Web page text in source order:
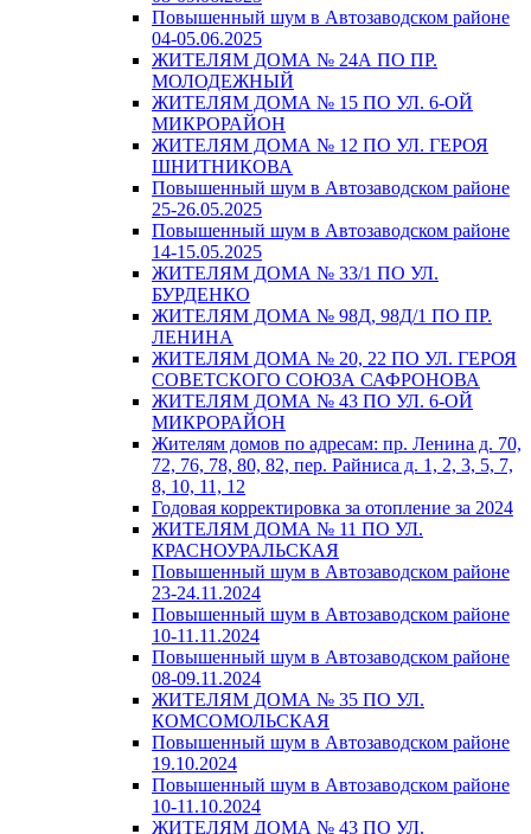
Повышенный шум в Автозаводском районе
04-05.06.2025
ЖИТЕЛЯМ ДОМА № 24А ПО ПР.
МОЛОДЕЖНЫЙ
ЖИТЕЛЯМ ДОМА № 15 ПО УЛ. 6-ОЙ
МИКРОРАЙОН
ЖИТЕЛЯМ ДОМА № 12 ПО УЛ. ГЕРОЯ
ШНИТНИКОВА
Повышенный шум в Автозаводском районе
25-26.05.2025
Повышенный шум в Автозаводском районе
14-15.05.2025
ЖИТЕЛЯМ ДОМА № 33/1 ПО УЛ.
БУРДЕНКО
ЖИТЕЛЯМ ДОМА № 98Д, 98Д/1 ПО ПР.
ЛЕНИНА
ЖИТЕЛЯМ ДОМА № 20, 22 ПО УЛ. ГЕРОЯ
СОВЕТСКОГО СОЮЗА САФРОНОВА
ЖИТЕЛЯМ ДОМА № 43 ПО УЛ. 6-ОЙ
МИКРОРАЙОН
Жителям домов по адресам: пр. Ленина д. 70,
72, 76, 78, 80, 82, пер. Райниса д. 1, 2, 3, 5, 7,
8, 10, 11, 12
Годовая корректировка за отопление за 2024
ЖИТЕЛЯМ ДОМА № 11 ПО УЛ.
КРАСНОУРАЛЬСКАЯ
Повышенный шум в Автозаводском районе
23-24.11.2024
Повышенный шум в Автозаводском районе
10-11.11.2024
Повышенный шум в Автозаводском районе
08-09.11.2024
ЖИТЕЛЯМ ДОМА № 35 ПО УЛ.
КОМСОМОЛЬСКАЯ
Повышенный шум в Автозаводском районе
19.10.2024
Повышенный шум в Автозаводском районе
10-11.10.2024
ЖИТЕЛЯМ ДОМА № 43 ПО УЛ.